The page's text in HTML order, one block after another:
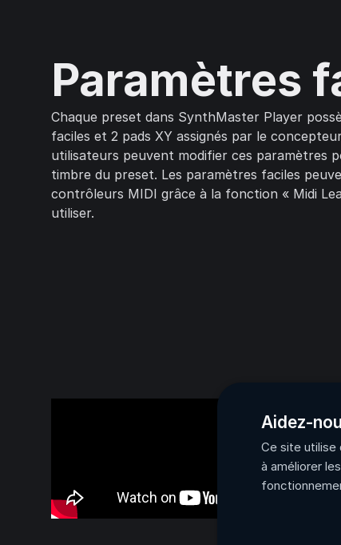
Paramètres
Chaque preset dans SynthMaster Player
faciles et 2 pads XY assignés par le
utilisateurs peuvent modifier ces paramètres
timbre du preset. Les paramètres faciles
contrôleurs MIDI grâce à la fonction « Midi
utiliser.
Aidez-
Ce site utilise
à améliorer